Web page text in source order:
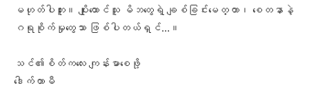
မဟုတ်ပါဘူး။ ပျိုးထောင်သူ မိဘတွေရဲ့ ချစ်ခြင်းမေတ္တာ၊ စေတနာနဲ့
ဂရုစိုက်မှုတွေသာ ဖြစ်ပါတယ်ရှင်…။
သင်၏စိတ်ကလေး ကျန်းမာစေဖို့
ဒေါက်တာမီ